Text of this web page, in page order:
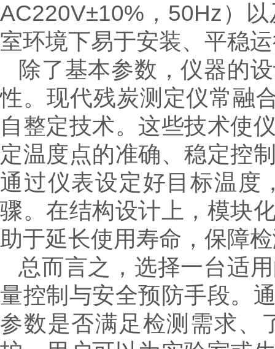
AC220V±10%，50Hz）
室环境下易于安装、平稳
除了基本参数，仪器的
性。现代残炭测定仪常融
自整定技术。这些技术使
定温度点的准确、稳定控
通过仪表设定好目标温度
骤。在结构设计上，模块
助于延长使用寿命，保障
总而言之，选择一台适
量控制与安全预防手段。
参数是否满足检测需求、